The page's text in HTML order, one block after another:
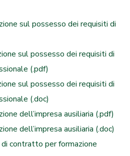
sul possesso dei requisiti di
sul possesso dei requisiti di
(.pdf)
sul possesso dei requisiti di
(.doc)
dell’impresa ausiliaria (.pdf)
dell’impresa ausiliaria (.doc)
contratto per formazione